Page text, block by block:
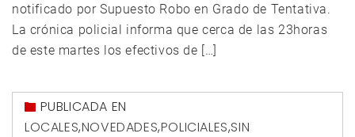
notificado por Supuesto Robo en Grado de Tentativa.
La crónica policial informa que cerca de las 23horas
de este martes los efectivos de […]
PUBLICADA EN
LOCALES,NOVEDADES,POLICIALES,SIN